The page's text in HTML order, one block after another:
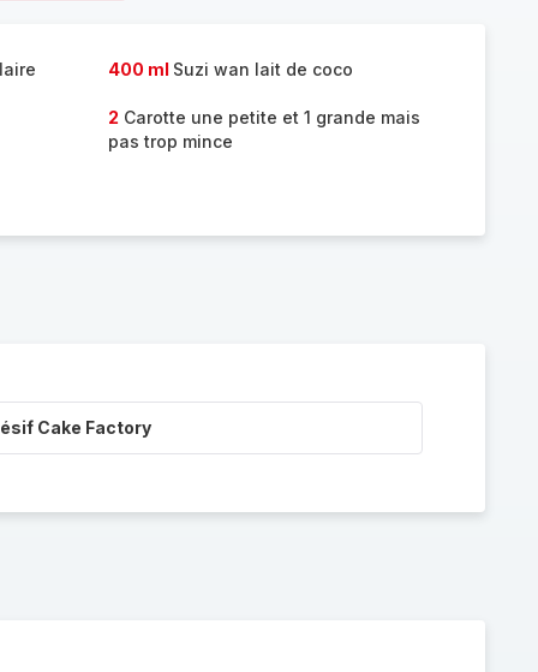
400 ml Suzi wan lait de coco
2 Carotte une petite et 1 grande mais
pas trop mince
Cake Factory